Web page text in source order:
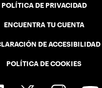
POLÍTICA DE PRIVACIDAD
ENCUENTRA TU CUENTA
DE ACCESIBILIDAD
POLÍTICA DE COOKIES